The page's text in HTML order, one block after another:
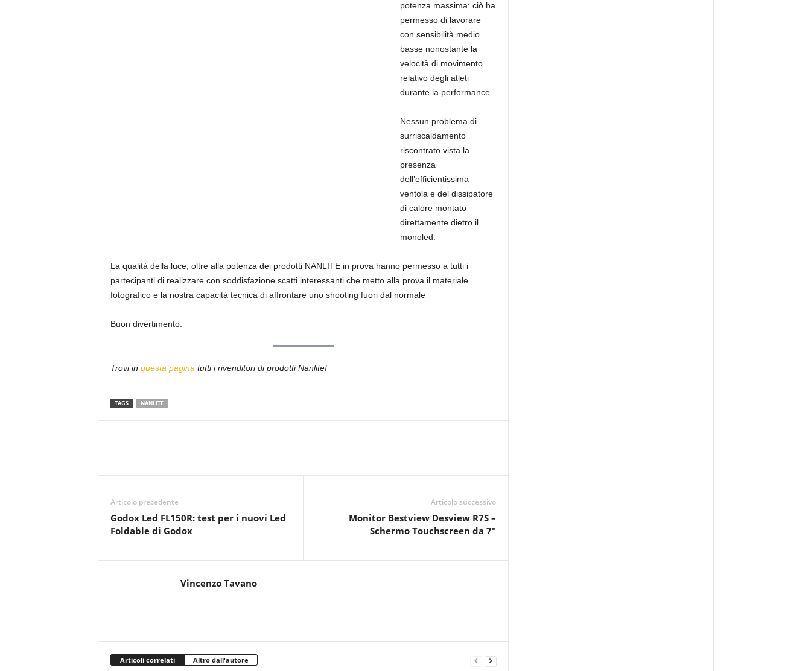
potenza massima: ciò ha
permesso di lavorare
con sensibilità medio
basse nonostante la
velocità di movimento
relativo degli atleti
durante la performance.
Nessun problema di
surriscaldamento
riscontrato vista la
presenza
dell’efficientissima
ventola e del dissipatore
di calore montato
direttamente dietro il
monoled.
La qualità della luce, oltre alla potenza dei prodotti NANLITE in prova hanno permesso a tutti i
partecipanti di realizzare con soddisfazione scatti interessanti che metto alla prova il materiale
fotografico e la nostra capacità tecnica di affrontare uno shooting fuori dal normale
Buon divertimento.
Trovi in questa pagina tutti i rivenditori di prodotti Nanlite!
TAGS NANLITE
Articolo precedente
Godox Led FL150R: test per i nuovi Led
Foldable di Godox
Articolo successivo
Monitor Bestview Desview R7S –
Schermo Touchscreen da 7″
Vincenzo Tavano
Articoli correlati Altro dall'autore